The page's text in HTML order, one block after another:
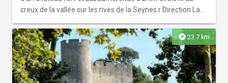
creux de la vallée sur les rives de la Seynes.r Direction La
explore 23.7 km